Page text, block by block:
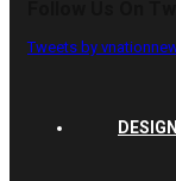
Tweets by